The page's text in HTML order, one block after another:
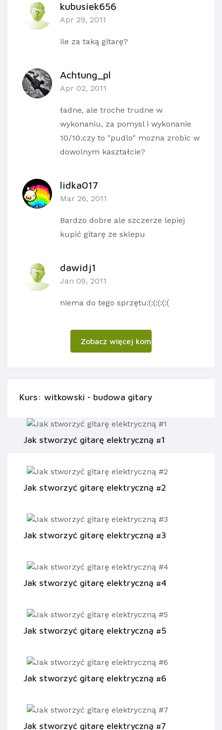
kubusiek656
Apr 29, 2011
ile za taką gitarę?
Achtung_pl
Apr 02, 2011
ładne, ale troche trudne w
wykonaniu, za pomysl i wykonanie
10/10.czy to "pudlo" mozna zrobic w
dowolnym kaształcie?
lidka017
Mar 26, 2011
Bardzo dobre ale szczerze lepiej
kupić gitarę ze sklepu
dawidj1
Jan 09, 2011
niema do tego sprzętu:(:(:(:(:(
Zobacz więcej komentarzy
Kurs: witkowski - budowa gitary
Jak stworzyć gitarę elektryczną #1
Jak stworzyć gitarę elektryczną #2
Jak stworzyć gitarę elektryczną #3
Jak stworzyć gitarę elektryczną #4
Jak stworzyć gitarę elektryczną #5
Jak stworzyć gitarę elektryczną #6
Jak stworzyć gitarę elektryczną #7